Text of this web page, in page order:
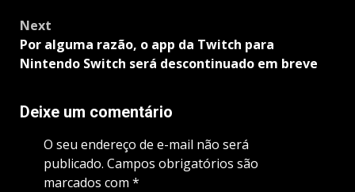
Next
Por alguma razão, o app da Twitch para
Nintendo Switch será descontinuado em breve
Deixe um comentário
O seu endereço de e-mail não será
publicado. Campos obrigatórios são
marcados com *